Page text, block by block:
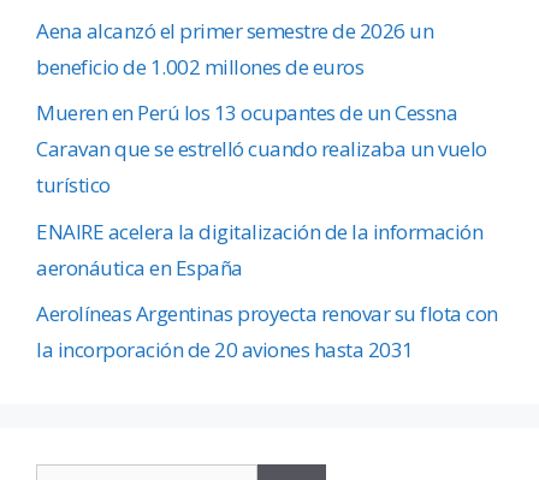
Aena alcanzó el primer semestre de 2026 un
beneficio de 1.002 millones de euros
Mueren en Perú los 13 ocupantes de un Cessna
Caravan que se estrelló cuando realizaba un vuelo
turístico
ENAIRE acelera la digitalización de la información
aeronáutica en España
Aerolíneas Argentinas proyecta renovar su flota con
la incorporación de 20 aviones hasta 2031